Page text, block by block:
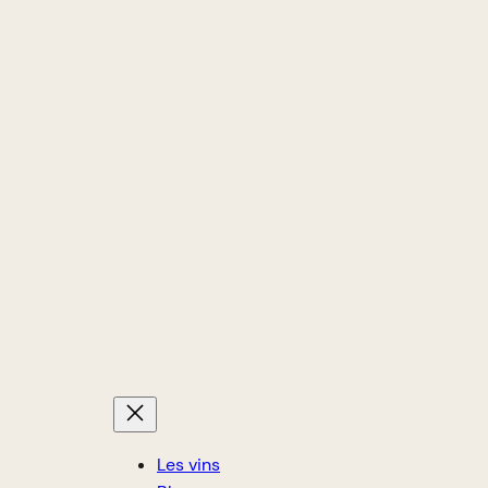
Les vins